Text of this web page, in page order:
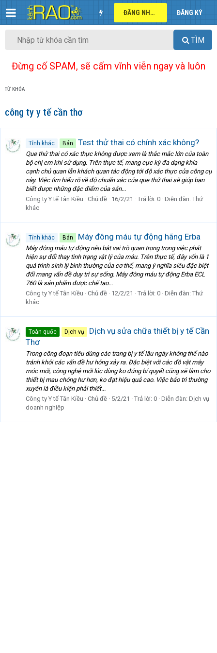
ĐĂNG NHẬP ĐĂNG KÝ
TÌM
Đừng cố SPAM, sẽ cấm vĩnh viễn ngay và luôn
TỪ KHÓA
công ty y tế cần thơ
Tỉnh khác Bán Test thử thai có chính xác không?
Que thử thai có xác thực không được xem là thắc mắc lớn của toàn
bộ chị em khi sử dụng. Trên thực tế, mang cực kỳ đa dạng khía
cạnh chủ quan lẫn khách quan tác động tới độ xác thực của công cụ
này. Việc tìm hiểu rõ về độ chuẩn xác của que thử thai sẽ giúp bạn
biết được những đặc điểm của sản...
Công ty Y tế Tân Kiều
Chủ đề 16/2/21 Trả lời: 0 Diễn đàn: Thứ
khác
Tỉnh khác Bán Máy đông máu tự động hãng Erba
Máy đông máu tự động nêu bật vai trò quan trọng trong việc phát
hiện sự đổi thay tình trạng vật lý của máu. Trên thực tế, đây vốn là 1
quá trình sinh lý bình thường của cơ thể, mang ý nghĩa siêu đặc biệt
đối mang vấn đề duy trì sự sống. Máy đông máu tự động Erba ECL
760 là sản phẩm được chế tạo...
Công ty Y tế Tân Kiều
Chủ đề 12/2/21 Trả lời: 0 Diễn đàn: Thứ
khác
Toàn quốc Dịch vụ
Dịch vụ sửa chữa thiết bị y tế Cần
Thơ
Trong công đoạn tiêu dùng các trang bị y tế lâu ngày không thể nào
tránh khỏi các vấn đề hư hỏng xảy ra. Đặc biệt với các đồ vật máy
móc mới, công nghệ mới lúc dùng ko đúng bí quyết cũng sẽ làm cho
thiết bị mau chóng hư hơn, ko đạt hiệu quả cao. Việc bảo trì thường
xuyên là điều kiện phải thiết...
Công ty Y tế Tân Kiều
Chủ đề 5/2/21 Trả lời: 0 Diễn đàn: Dịch vụ
doanh nghiệp